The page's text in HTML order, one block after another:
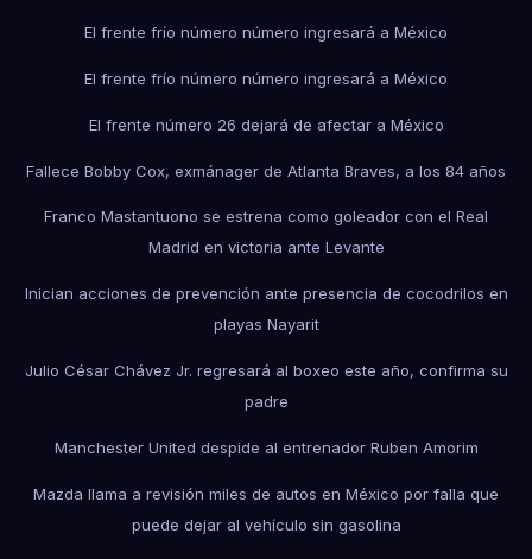
El frente frío número número ingresará a México
El frente frío número número ingresará a México
El frente número 26 dejará de afectar a México
Fallece Bobby Cox, exmánager de Atlanta Braves, a los 84 años
Franco Mastantuono se estrena como goleador con el Real
Madrid en victoria ante Levante
Inician acciones de prevención ante presencia de cocodrilos en
playas Nayarit
Julio César Chávez Jr. regresará al boxeo este año, confirma su
padre
Manchester United despide al entrenador Ruben Amorim
Mazda llama a revisión miles de autos en México por falla que
puede dejar al vehículo sin gasolina